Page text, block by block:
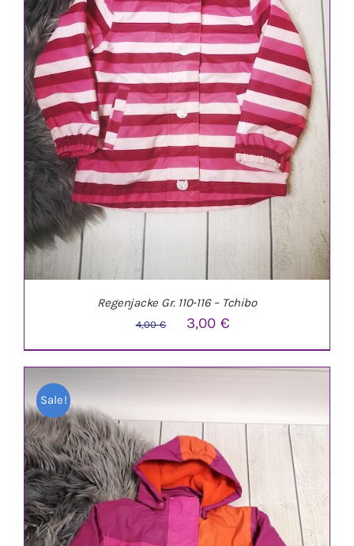
IN DEN WARENKORB DETAILS
Regenjacke Gr. 110-116 – Tchibo
4,00€
Ursprünglicher
Preis
3,00€
Preis
Sale!